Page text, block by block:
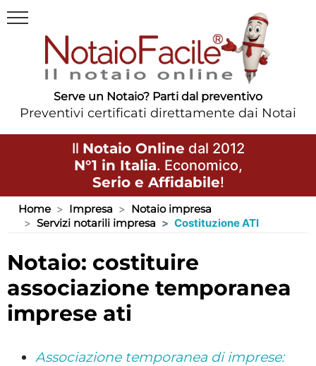
Serve un Notaio? Parti dal preventivo
Preventivi certificati direttamente dai Notai
Il Notaio Online dal 2012
N°1 in Italia. Economico,
Serio e Affidabile!
Home Impresa
Notaio impresa
Servizi notarili impresa
Costituzione ATI
notaio: costituire
associazione temporanea
imprese ati
Associazione temporanea di imprese: